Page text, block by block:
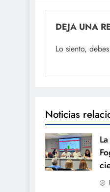
DEJA UNA
Lo siento,
Noticias